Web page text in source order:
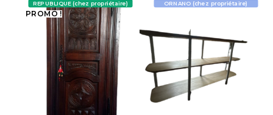
REPUBLIQUE (chez propriétaire)
PROMO !
ORNANO (chez propriétaire)